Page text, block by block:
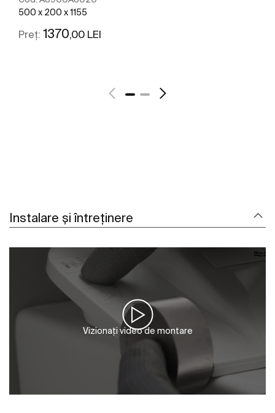
500 x 200 x 1155
Preț: 1370,00 LEI
Instalare și întreținere
Vizionați video de montare